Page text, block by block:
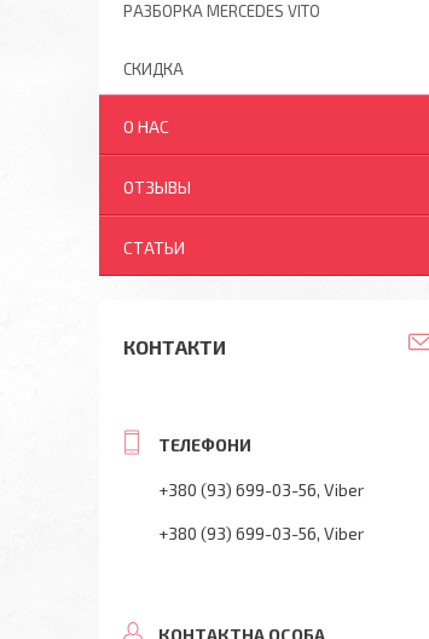
РАЗБОРКА MERCEDES VITO
СКИДКА
О НАС
ОТЗЫВЫ
СТАТЬИ
КОНТАКТИ
+380 (93) 699-03-56 Viber
+380 (93) 699-03-56 Viber